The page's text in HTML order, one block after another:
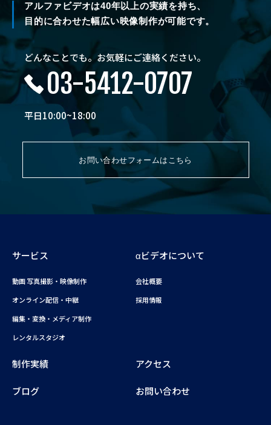
アルファビデオは40年以上の実績を持ち、
目的に合わせた幅広い映像制作が可能です。
どんなことでも。お気軽にご連絡ください。
03-5412-0707
平日10:00~18:00
お問い合わせフォームはこちら
サービス
動画 写真撮影・映像制作
オンライン配信・中継
編集・変換・メディア制作
レンタルスタジオ
αビデオについて
会社概要
採用情報
制作実績 アクセス
ブログ お問い合わせ